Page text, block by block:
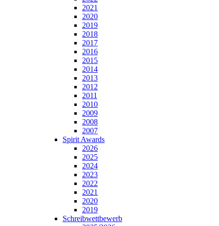
2021
2020
2019
2018
2017
2016
2015
2014
2013
2012
2011
2010
2009
2008
2007
Spirit Awards
2026
2025
2024
2023
2022
2021
2020
2019
Schreibwettbewerb